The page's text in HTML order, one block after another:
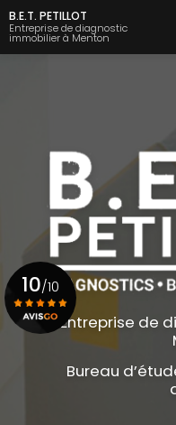
Aller
au
contenu
principal
B.E.T. PETILLOT
Entreprise de diagnostic
immobilier à Menton
Entreprise de
Bureau
10/10
Voir le certificat